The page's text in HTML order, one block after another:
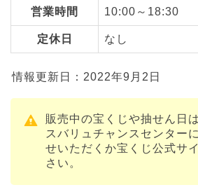
営業時間 10:00～18:30
定休日 なし
情報更新日：2022年9月2日
販売中の宝くじや抽せん日
スバリュチャンスセンター
せいただくか宝くじ公式サ
さい。